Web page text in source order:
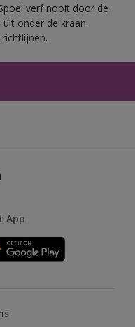
verf nooit door de
onder de kraan.
App